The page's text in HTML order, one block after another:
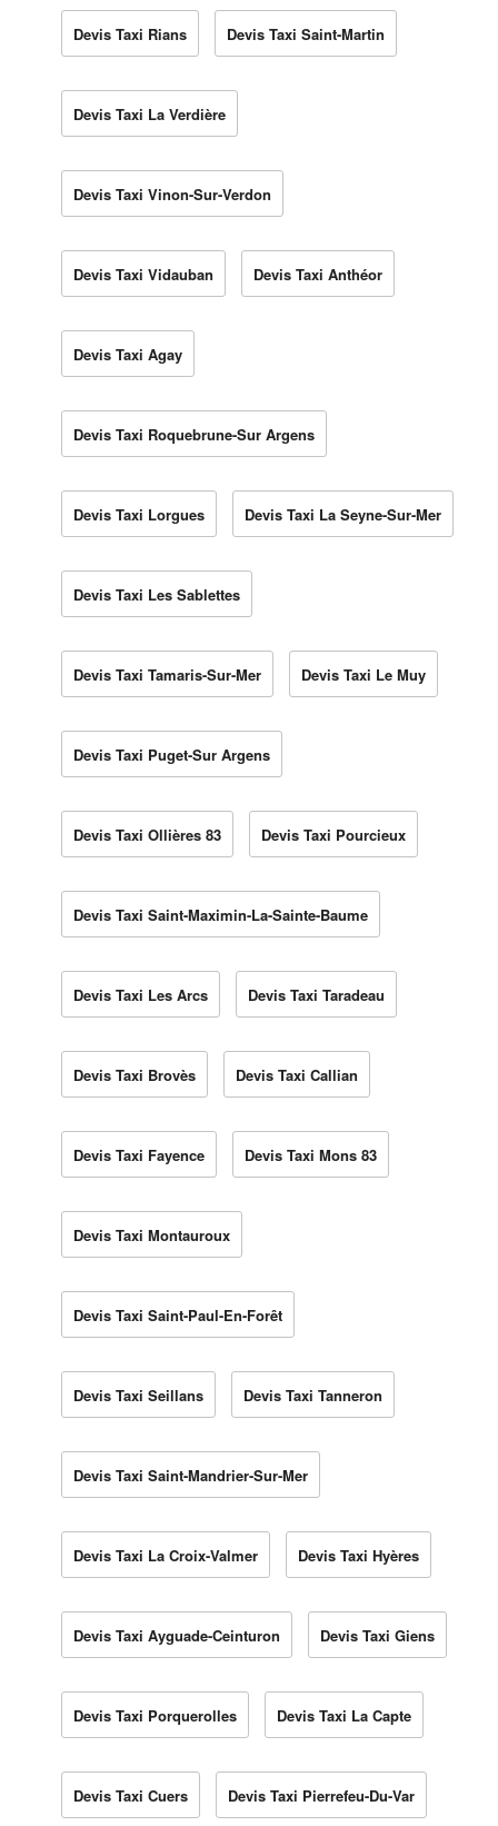
Devis Taxi Rians Devis Taxi Saint-Martin
Devis Taxi La Verdière
Devis Taxi Vinon-Sur-Verdon
Devis Taxi Vidauban Devis Taxi Anthéor
Devis Taxi Agay
Devis Taxi Roquebrune-Sur Argens
Devis Taxi Lorgues Devis Taxi La Seyne-Sur-Mer
Devis Taxi Les Sablettes
Devis Taxi Tamaris-Sur-Mer Devis Taxi Le Muy
Devis Taxi Puget-Sur Argens
Devis Taxi Ollières 83 Devis Taxi Pourcieux
Devis Taxi Saint-Maximin-La-Sainte-Baume
Devis Taxi Les Arcs Devis Taxi Taradeau
Devis Taxi Brovès Devis Taxi Callian
Devis Taxi Fayence Devis Taxi Mons 83
Devis Taxi Montauroux
Devis Taxi Saint-Paul-En-Forêt
Devis Taxi Seillans Devis Taxi Tanneron
Devis Taxi Saint-Mandrier-Sur-Mer
Devis Taxi La Croix-Valmer Devis Taxi Hyères
Devis Taxi Ayguade-Ceinturon Devis Taxi Giens
Devis Taxi Porquerolles Devis Taxi La Capte
Devis Taxi Cuers Devis Taxi Pierrefeu-Du-Var